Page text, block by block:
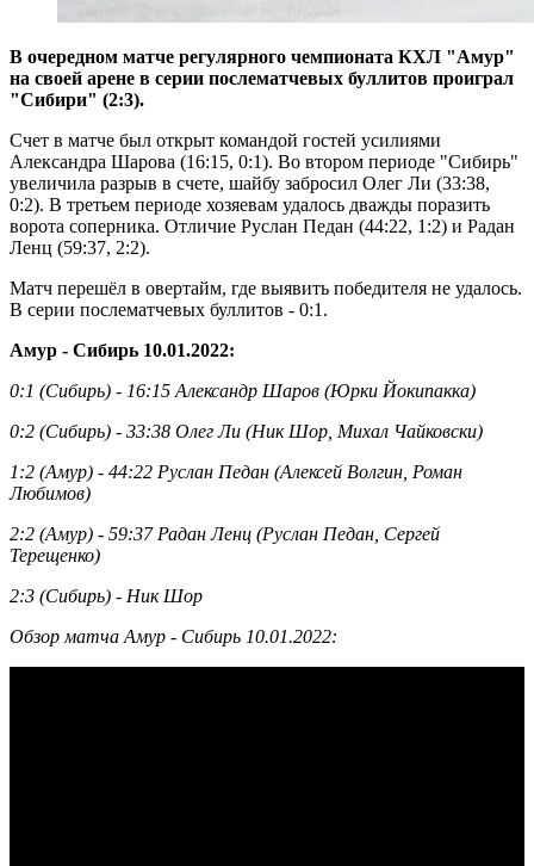
В очередном матче регулярного чемпионата КХЛ "Амур"
на своей арене в серии послематчевых буллитов проиграл
"Сибири" (2:3).
Счет в матче был открыт командой гостей усилиями
Александра Шарова (16:15, 0:1). Во втором периоде "Сибирь"
увеличила разрыв в счете, шайбу забросил Олег Ли (33:38,
0:2). В третьем периоде хозяевам удалось дважды поразить
ворота соперника. Отличие Руслан Педан (44:22, 1:2) и Радан
Ленц (59:37, 2:2).
Матч перешёл в овертайм, где выявить победителя не удалось.
В серии послематчевых буллитов - 0:1.
Амур - Сибирь 10.01.2022:
0:1 (Сибирь) - 16:15 Александр Шаров (Юрки Йокипакка)
0:2 (Сибирь) - 33:38 Олег Ли (Ник Шор, Михал Чайковски)
1:2 (Амур) - 44:22 Руслан Педан (Алексей Волгин, Роман
Любимов)
2:2 (Амур) - 59:37 Радан Ленц (Руслан Педан, Сергей
Терещенко)
2:3 (Сибирь) - Ник Шор
Обзор матча Амур - Сибирь 10.01.2022: